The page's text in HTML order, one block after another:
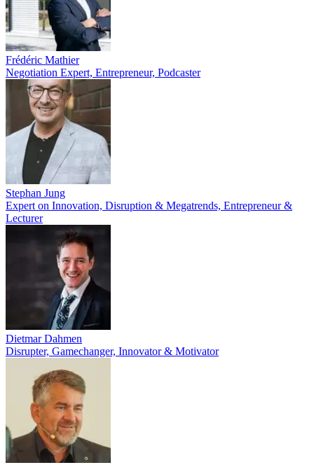
Frédéric Mathier
Negotiation Expert, Entrepreneur, Podcaster
Stephan Jung
Expert on Innovation, Disruption & Megatrends, Entrepreneur &
Lecturer
Dietmar Dahmen
Disrupter, Gamechanger, Innovator & Motivator